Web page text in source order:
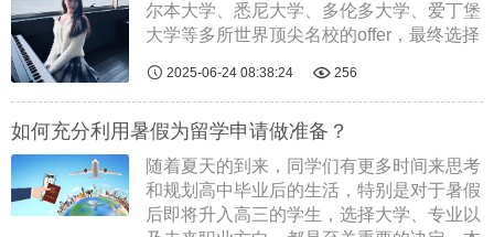
尔本大学、悉尼大学、多伦多大学、爱丁堡
大学等多所世界顶尖名校的offer，最终选择
领域的卓越成就，更是辰美艺术教育与商科
专业深度融合的生动范例。选择辰美：
艺...... 阅读全文
 2025-06-24 08:38:24  256
如何充分利用暑假为留学申请做准备？
随着夏天的到来，同学们有更多时间来思考
和规划高中毕业后的生活，特别是对于暑假
后即将升入高三的学生，选择大学、专业以